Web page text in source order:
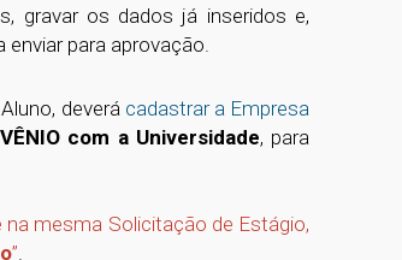
gravar os dados já inseridos e,
para aprovação.
deverá cadastrar a Empresa
com a Universidade, para
mesma Solicitação de Estágio,
”